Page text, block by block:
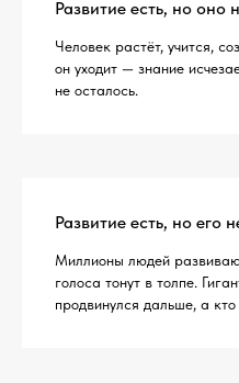
Развитие есть, но оно
Человек растёт, учится,
он уходит — знание
не осталось.
Развитие есть, но его
Миллионы людей
голоса тонут в толпе.
продвинулся дальше, а